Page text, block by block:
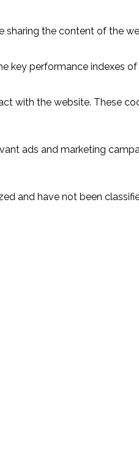
the content of the
key performance indexes
with the website. These
ads and marketing
and have not been